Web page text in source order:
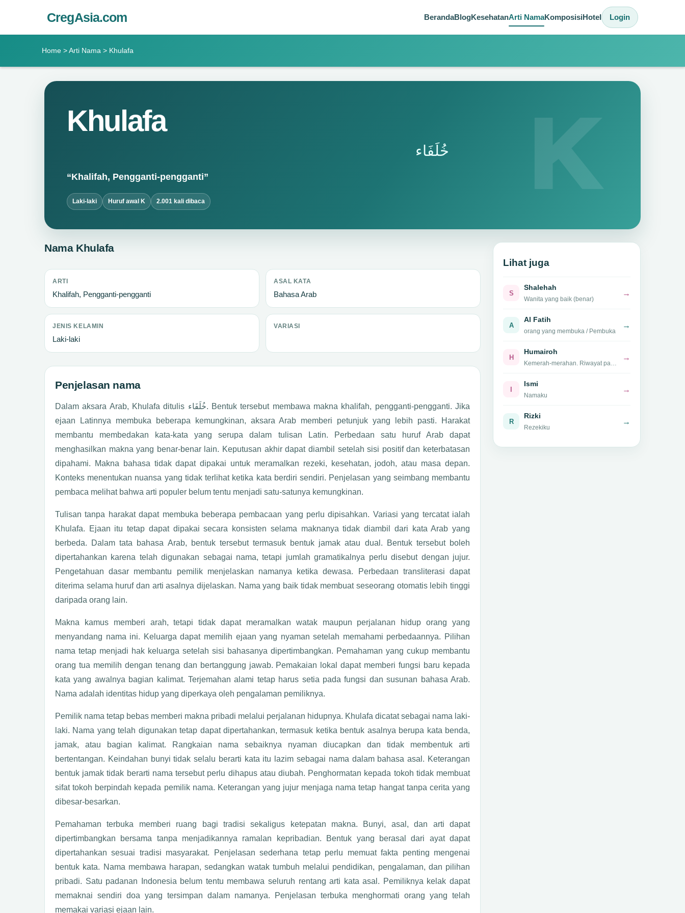
CregAsia.com BerandaBlogKesehatanArti NamaKomposisiHotel Login
Home >Arti Nama > Khulafa
K
Khulafa
خُلَفَاء
“Khalifah, Pengganti-pengganti”
Laki-laki Huruf awal K 2.001 kali dibaca
Nama Khulafa
ARTI
Khalifah, Pengganti-pengganti
ASAL KATA
Bahasa Arab
JENIS KELAMIN
Laki-laki
VARIASI
Penjelasan nama
Dalam aksara Arab, Khulafa ditulis خُلَفَاء. Bentuk tersebut membawa makna khalifah, pengganti-pengganti. Jika
ejaan Latinnya membuka beberapa kemungkinan, aksara Arab memberi petunjuk yang lebih pasti. Harakat
membantu membedakan kata-kata yang serupa dalam tulisan Latin. Perbedaan satu huruf Arab dapat
menghasilkan makna yang benar-benar lain. Keputusan akhir dapat diambil setelah sisi positif dan keterbatasan
dipahami. Makna bahasa tidak dapat dipakai untuk meramalkan rezeki, kesehatan, jodoh, atau masa depan.
Konteks menentukan nuansa yang tidak terlihat ketika kata berdiri sendiri. Penjelasan yang seimbang membantu
pembaca melihat bahwa arti populer belum tentu menjadi satu-satunya kemungkinan.
Tulisan tanpa harakat dapat membuka beberapa pembacaan yang perlu dipisahkan. Variasi yang tercatat ialah
Khulafa. Ejaan itu tetap dapat dipakai secara konsisten selama maknanya tidak diambil dari kata Arab yang
berbeda. Dalam tata bahasa Arab, bentuk tersebut termasuk bentuk jamak atau dual. Bentuk tersebut boleh
dipertahankan karena telah digunakan sebagai nama, tetapi jumlah gramatikalnya perlu disebut dengan jujur.
Pengetahuan dasar membantu pemilik menjelaskan namanya ketika dewasa. Perbedaan transliterasi dapat
diterima selama huruf dan arti asalnya dijelaskan. Nama yang baik tidak membuat seseorang otomatis lebih tinggi
daripada orang lain.
Makna kamus memberi arah, tetapi tidak dapat meramalkan watak maupun perjalanan hidup orang yang
menyandang nama ini. Keluarga dapat memilih ejaan yang nyaman setelah memahami perbedaannya. Pilihan
nama tetap menjadi hak keluarga setelah sisi bahasanya dipertimbangkan. Pemahaman yang cukup membantu
orang tua memilih dengan tenang dan bertanggung jawab. Pemakaian lokal dapat memberi fungsi baru kepada
kata yang awalnya bagian kalimat. Terjemahan alami tetap harus setia pada fungsi dan susunan bahasa Arab.
Nama adalah identitas hidup yang diperkaya oleh pengalaman pemiliknya.
Pemilik nama tetap bebas memberi makna pribadi melalui perjalanan hidupnya. Khulafa dicatat sebagai nama laki-
laki. Nama yang telah digunakan tetap dapat dipertahankan, termasuk ketika bentuk asalnya berupa kata benda,
jamak, atau bagian kalimat. Rangkaian nama sebaiknya nyaman diucapkan dan tidak membentuk arti
bertentangan. Keindahan bunyi tidak selalu berarti kata itu lazim sebagai nama dalam bahasa asal. Keterangan
bentuk jamak tidak berarti nama tersebut perlu dihapus atau diubah. Penghormatan kepada tokoh tidak membuat
sifat tokoh berpindah kepada pemilik nama. Keterangan yang jujur menjaga nama tetap hangat tanpa cerita yang
dibesar-besarkan.
Pemahaman terbuka memberi ruang bagi tradisi sekaligus ketepatan makna. Bunyi, asal, dan arti dapat
dipertimbangkan bersama tanpa menjadikannya ramalan kepribadian. Bentuk yang berasal dari ayat dapat
dipertahankan sesuai tradisi masyarakat. Penjelasan sederhana tetap perlu memuat fakta penting mengenai
bentuk kata. Nama membawa harapan, sedangkan watak tumbuh melalui pendidikan, pengalaman, dan pilihan
pribadi. Satu padanan Indonesia belum tentu membawa seluruh rentang arti kata asal. Pemiliknya kelak dapat
memaknai sendiri doa yang tersimpan dalam namanya. Penjelasan terbuka menghormati orang yang telah
memakai variasi ejaan lain.
Lihat juga
S
Shalehah
Wanita yang baik (benar)
→
A
Al Fatih
orang yang membuka / Pembuka
→
H
Humairoh
→
I
Ismi
Namaku
→
R
Rizki
Rezekiku
→